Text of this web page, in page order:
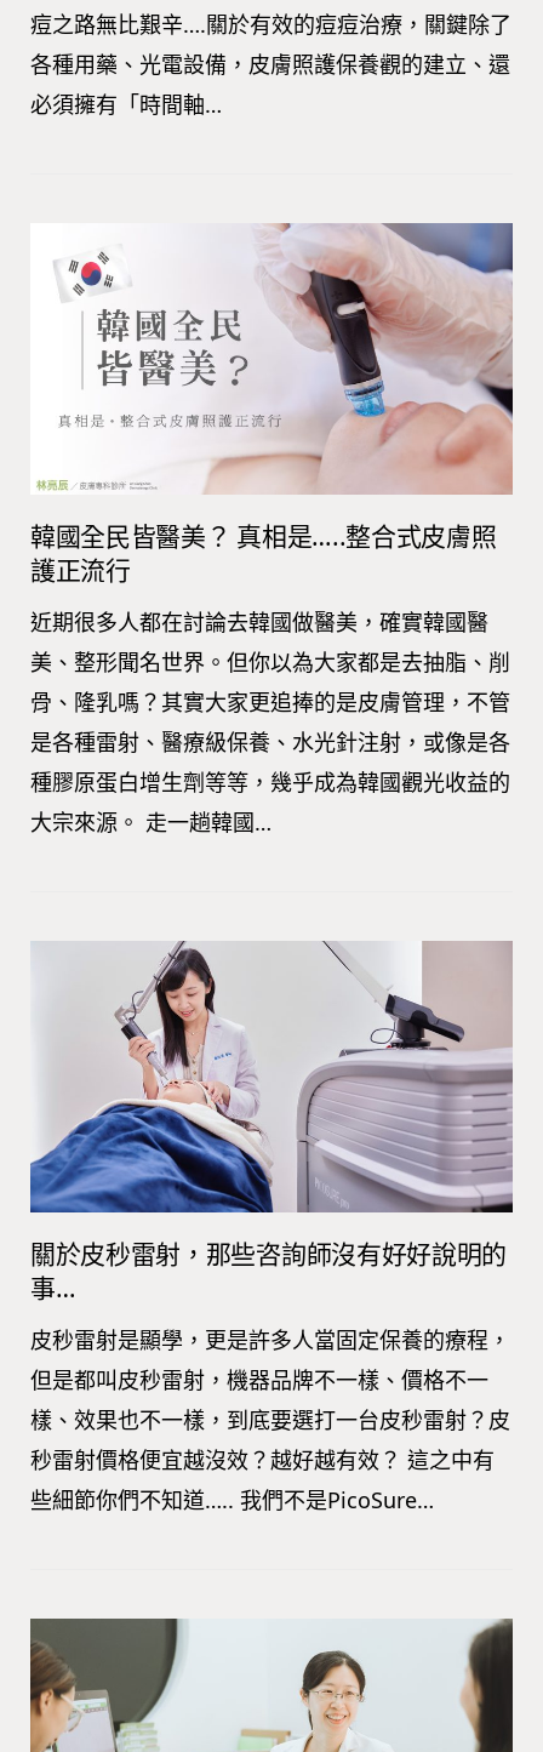
痘之路無比艱辛….關於有效的痘痘治療，關鍵除了
各種用藥、光電設備，皮膚照護保養觀的建立、還
必須擁有「時間軸…
韓國全民皆醫美？ 真相是…..整合式皮膚照
護正流行
近期很多人都在討論去韓國做醫美，確實韓國醫
美、整形聞名世界。但你以為大家都是去抽脂、削
骨、隆乳嗎？其實大家更追捧的是皮膚管理，不管
是各種雷射、醫療級保養、水光針注射，或像是各
種膠原蛋白增生劑等等，幾乎成為韓國觀光收益的
大宗來源。 走一趟韓國…
關於皮秒雷射，那些咨詢師沒有好好說明的
事…
皮秒雷射是顯學，更是許多人當固定保養的療程，
但是都叫皮秒雷射，機器品牌不一樣、價格不一
樣、效果也不一樣，到底要選打一台皮秒雷射？皮
秒雷射價格便宜越沒效？越好越有效？ 這之中有
些細節你們不知道….. 我們不是PicoSure…